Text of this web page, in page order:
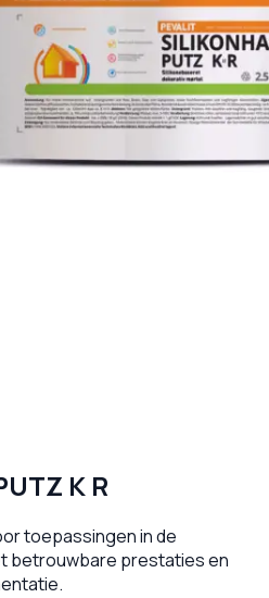
K R
toepassingen in de
betrouwbare prestaties en